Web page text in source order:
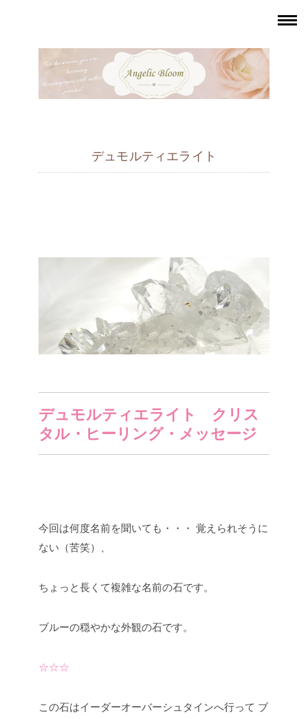
デュモルティエライト
デュモルティエライト クリス
タル・ヒーリング・メッセージ
今回は何度名前を聞いても・・・ 覚えられそうに
ない（苦笑）、
ちょっと長くて複雑な名前の石です。
ブルーの穏やかな外観の石です。
☆☆☆
この石はイーダーオーバーシュタインへ行って ブ